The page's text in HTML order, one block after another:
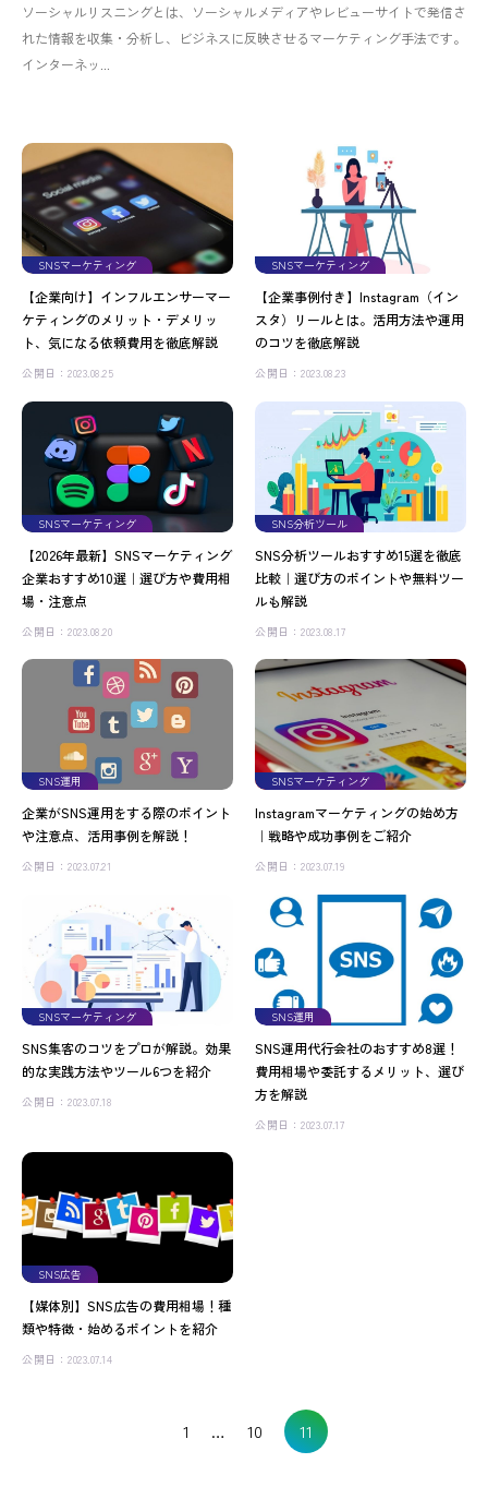
ソーシャルリスニングとは、ソーシャルメディアやレビューサイトで発信さ
れた情報を収集・分析し、ビジネスに反映させるマーケティング手法です。
インターネッ...
SNSマーケティング
【企業向け】インフルエンサーマー
ケティングのメリット・デメリッ
ト、気になる依頼費用を徹底解説
公開日：2023.08.25
SNSマーケティング
【企業事例付き】Instagram（イン
スタ）リールとは。活用方法や運用
のコツを徹底解説
公開日：2023.08.23
SNSマーケティング
【2026年最新】SNSマーケティング
企業おすすめ10選｜選び方や費用相
場・注意点
公開日：2023.08.20
SNS分析ツール
SNS分析ツールおすすめ15選を徹底
比較｜選び方のポイントや無料ツー
ルも解説
公開日：2023.08.17
SNS運用
企業がSNS運用をする際のポイント
や注意点、活用事例を解説！
公開日：2023.07.21
SNSマーケティング
Instagramマーケティングの始め方
｜戦略や成功事例をご紹介
公開日：2023.07.19
SNSマーケティング
SNS集客のコツをプロが解説。効果
的な実践方法やツール6つを紹介
公開日：2023.07.18
SNS運用
SNS運用代行会社のおすすめ8選！
費用相場や委託するメリット、選び
方を解説
公開日：2023.07.17
SNS広告
【媒体別】SNS広告の費用相場！種
類や特徴・始めるポイントを紹介
公開日：2023.07.14
1 … 10 11